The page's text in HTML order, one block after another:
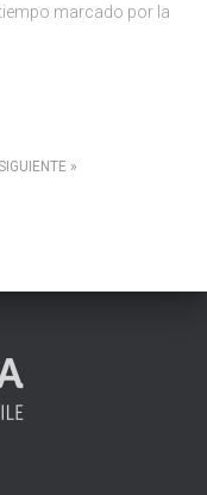
marcado por la